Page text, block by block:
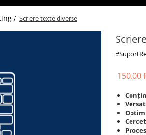
/ Scriere texte diverse
150,00